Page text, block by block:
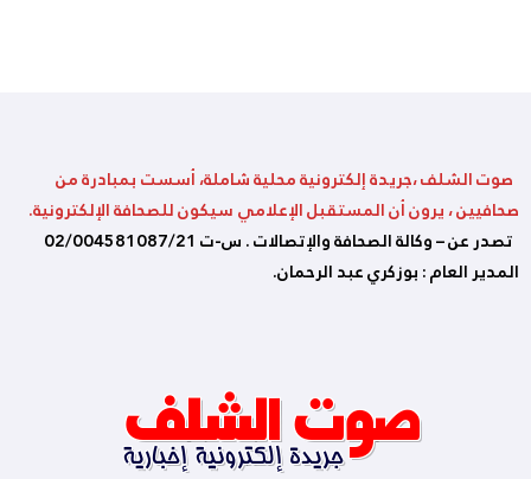
صوت الشلف ،جريدة إلكترونية محلية شاملة، أسست بمبادرة من
صحافيين ، يرون أن المستقبل الإعلامي سيكون للصحافة الإلكترونية.
تصدر عن – وكالة الصحافة والإتصالات . س-ت 02/004581087/21
المدير العام : بوزكري عبد الرحمان.